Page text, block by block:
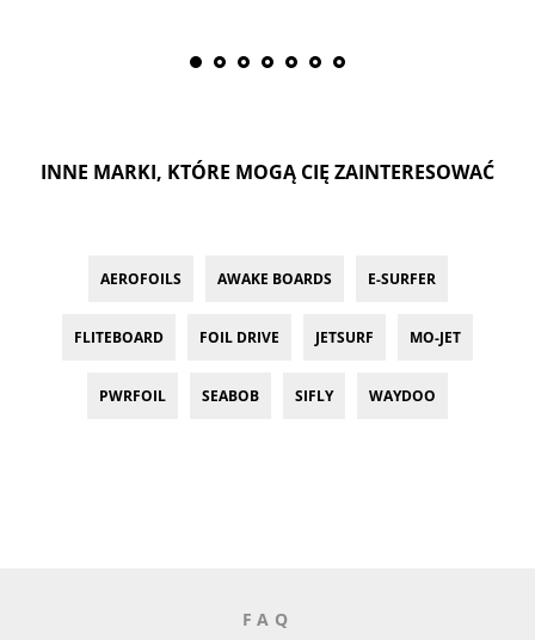
INNE MARKI, KTÓRE MOGĄ CIĘ ZAINTERESOWAĆ
AEROFOILS AWAKE BOARDS E-SURFER
FLITEBOARD FOIL DRIVE JETSURF MO-JET
PWRFOIL SEABOB SIFLY WAYDOO
FAQ